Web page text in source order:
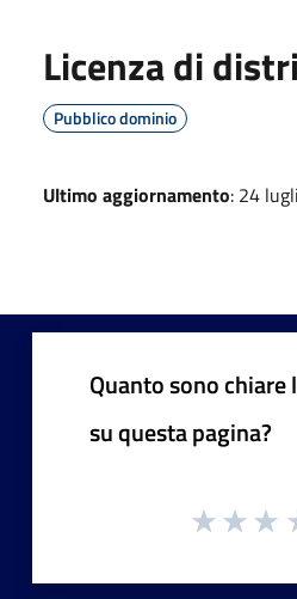
Licenza di
Pubblico dominio
Ultimo aggiornamento: 24
Quanto sono
su questa pagina?